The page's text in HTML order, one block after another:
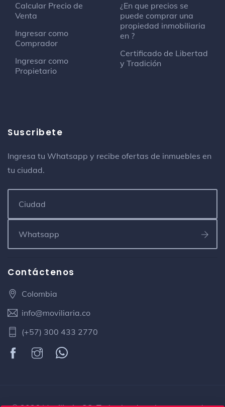
Calcular Precio de
Venta
Ingresar como
Comprador
Ingresar como
Propietario
¿En que precios se
puede comprar una
propiedad inmobiliaria
en ?
Certificado de Libertad
y Tradición
Suscribete
Ingresa tu Whatsapp y recibe ofertas de inmuebles en
tu ciudad.
Contáctenos
Colombia
info@moviliaria.co
(+57) 300 433 2770